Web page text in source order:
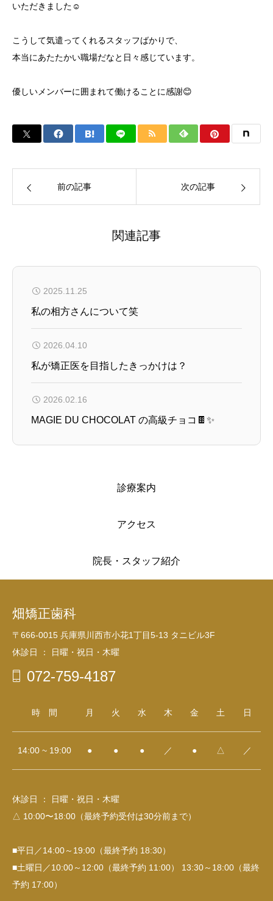
いただきました☺️
こうして気遣ってくれるスタッフばかりで、
本当にあたたかい職場だなと日々感じています。
優しいメンバーに囲まれて働けることに感謝😊
前の記事 次の記事
関連記事
2025.11.25
私の相方さんについて笑
2026.04.10
私が矯正医を目指したきっかけは？
2026.02.16
MAGIE DU CHOCOLAT の高級チョコ🍫✨
診療案内
アクセス
院長・スタッフ紹介
畑矯正歯科
〒666-0015 兵庫県川西市小花1丁目5-13 タニビル3F
休診日 ： 日曜・祝日・木曜
072-759-4187
時 間 月 火 水 木 金 土 日
14:00 ~ 19:00 ● ● ● ／ ● △ ／
休診日 ： 日曜・祝日・木曜
△ 10:00〜18:00（最終予約受付は30分前まで）
■平日／14:00～19:00（最終予約 18:30）
■土曜日／10:00～12:00（最終予約 11:00） 13:30～18:00（最終
予約 17:00）